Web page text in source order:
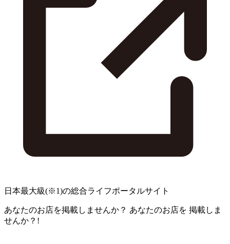
日本最大級(※1)の総合ライフポータルサイト
あなたのお店を掲載しませんか？ あなたのお店を 掲載しま
せんか？!